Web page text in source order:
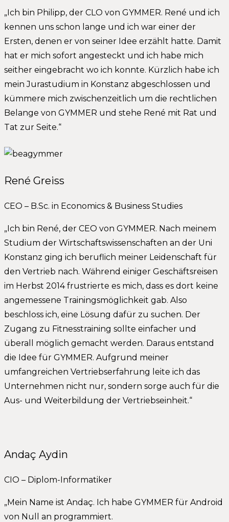
„Ich bin Philipp, der CLO von GYMMER. René und ich
kennen uns schon lange und ich war einer der
Ersten, denen er von seiner Idee erzählt hatte. Damit
hat er mich sofort angesteckt und ich habe mich
seither eingebracht wo ich konnte. Kürzlich habe ich
mein Jurastudium in Konstanz abgeschlossen und
kümmere mich zwischenzeitlich um die rechtlichen
Belange von GYMMER und stehe René mit Rat und
Tat zur Seite.“
René Greiss
CEO – B.Sc. in Economics & Business Studies
„Ich bin René, der CEO von GYMMER. Nach meinem
Studium der Wirtschaftswissenschaften an der Uni
Konstanz ging ich beruflich meiner Leidenschaft für
den Vertrieb nach. Während einiger Geschäftsreisen
im Herbst 2014 frustrierte es mich, dass es dort keine
angemessene Trainingsmöglichkeit gab. Also
beschloss ich, eine Lösung dafür zu suchen. Der
Zugang zu Fitnesstraining sollte einfacher und
überall möglich gemacht werden. Daraus entstand
die Idee für GYMMER. Aufgrund meiner
umfangreichen Vertriebserfahrung leite ich das
Unternehmen nicht nur, sondern sorge auch für die
Aus- und Weiterbildung der Vertriebseinheit.“
Andaç Aydin
CIO – Diplom-Informatiker
„Mein Name ist Andaç. Ich habe GYMMER für Android
von Null an programmiert.